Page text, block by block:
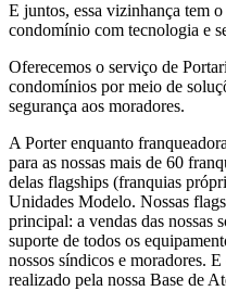
E juntos, essa vizinhança tem
condomínio com tecnologia e
Oferecemos o serviço de
condomínios por meio de
segurança aos moradores.
A Porter enquanto
para as nossas mais de 60
delas flagships (franquias
Unidades Modelo. Nossas
principal: a vendas das nossas
suporte de todos os
nossos síndicos e moradores.
realizado pela nossa Base de